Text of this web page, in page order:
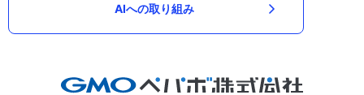
AIへの取り組み